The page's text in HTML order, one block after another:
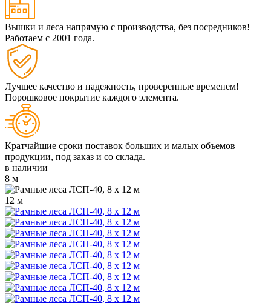
Вышки и леса напрямую с производства, без посредников!
Работаем с 2001 года.
Лучшее качество и надежность, проверенные временем!
Порошковое покрытие каждого элемента.
Кратчайшие сроки поставок больших и малых объемов
продукции, под заказ и со склада.
в наличии
8 м
12 м